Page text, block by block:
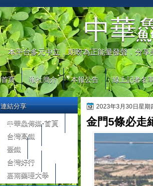
中華
本平台多元中立，期盼為正能量發聲，分
首頁 報社簡介 本報公告 線上記者名
2023年3月30日星期
金門5條必走
連結分享
中華鱻傳媒-首頁
台灣高鐵
臺鐵
台灣好行
嘉南藥理大學